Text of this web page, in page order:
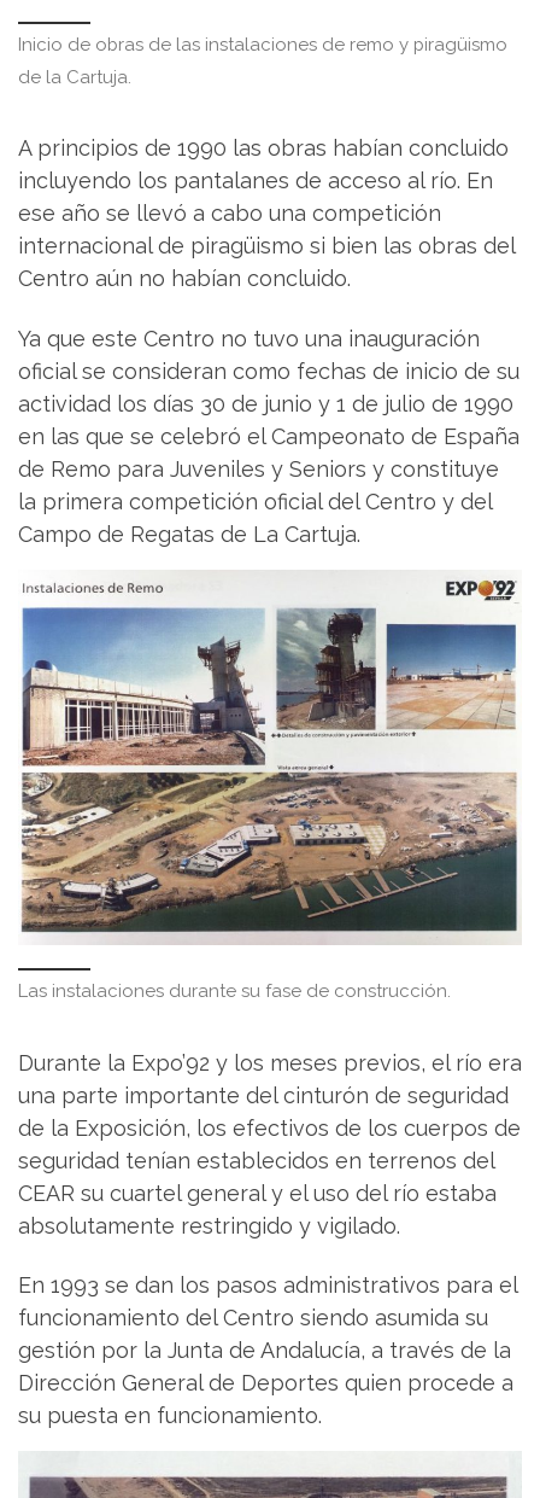
Inicio de obras de las instalaciones de remo y piragüismo
de la Cartuja.
A principios de 1990 las obras habían concluido
incluyendo los pantalanes de acceso al río. En
ese año se llevó a cabo una competición
internacional de piragüismo si bien las obras del
Centro aún no habían concluido.
Ya que este Centro no tuvo una inauguración
oficial se consideran como fechas de inicio de su
actividad los días 30 de junio y 1 de julio de 1990
en las que se celebró el Campeonato de España
de Remo para Juveniles y Seniors y constituye
la primera competición oficial del Centro y del
Campo de Regatas de La Cartuja.
Las instalaciones durante su fase de construcción.
Durante la Expo’92 y los meses previos, el río era
una parte importante del cinturón de seguridad
de la Exposición, los efectivos de los cuerpos de
seguridad tenían establecidos en terrenos del
CEAR su cuartel general y el uso del río estaba
absolutamente restringido y vigilado.
En 1993 se dan los pasos administrativos para el
funcionamiento del Centro siendo asumida su
gestión por la Junta de Andalucía, a través de la
Dirección General de Deportes quien procede a
su puesta en funcionamiento.